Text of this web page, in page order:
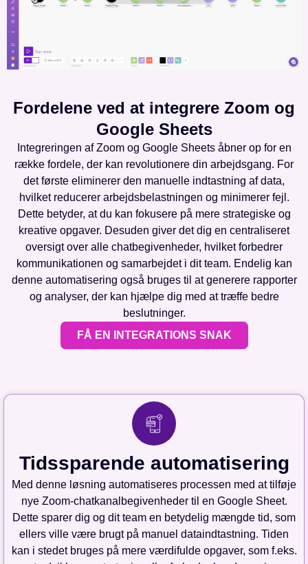
Fordelene ved at integrere Zoom og
Google Sheets
Integreringen af Zoom og Google Sheets åbner op for en
række fordele, der kan revolutionere din arbejdsgang. For
det første eliminerer den manuelle indtastning af data,
hvilket reducerer arbejdsbelastningen og minimerer fejl.
Dette betyder, at du kan fokusere på mere strategiske og
kreative opgaver. Desuden giver det dig en centraliseret
oversigt over alle chatbegivenheder, hvilket forbedrer
kommunikationen og samarbejdet i dit team. Endelig kan
denne automatisering også bruges til at generere rapporter
og analyser, der kan hjælpe dig med at træffe bedre
beslutninger.
FÅ EN INTEGRATIONS SNAK
Tidssparende automatisering
Med denne løsning automatiseres processen med at tilføje
nye Zoom-chatkanalbegivenheder til en Google Sheet.
Dette sparer dig og dit team en betydelig mængde tid, som
ellers ville være brugt på manuel dataindtastning. Tiden
kan i stedet bruges på mere værdifulde opgaver, som f.eks.